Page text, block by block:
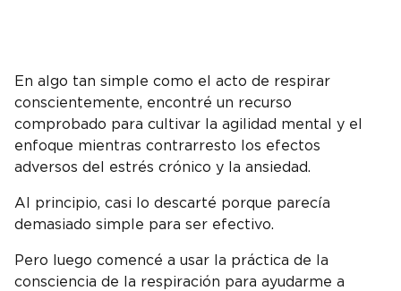
En algo tan simple como el acto de respirar
conscientemente, encontré un recurso
comprobado para cultivar la agilidad mental y el
enfoque mientras contrarresto los efectos
adversos del estrés crónico y la ansiedad.
Al principio, casi lo descarté porque parecía
demasiado simple para ser efectivo.
Pero luego comencé a usar la práctica de la
consciencia de la respiración para ayudarme a